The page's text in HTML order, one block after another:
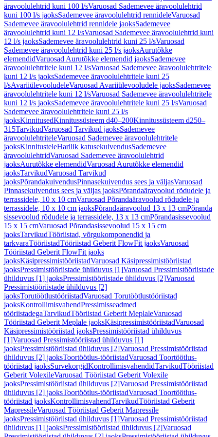
äravoolulehtrid kuni 100 l/sVaruosad Sademevee äravoolulehtrid
kuni 100 l/s jaoksSademevee äravoolulehtrid rennideleVaruosad
Sademevee äravoolulehtrid rennidele jaoksSademevee
äravoolulehtrid kuni 12 l/sVaruosad Sademevee äravoolulehtrid kuni
12 l/s jaoksSademevee äravoolulehtrid kuni 25 l/sVaruosad
Sademevee äravoolulehtrid kuni 25 l/s jaoksAurutõkke
elemendidVaruosad Aurutõkke elemendid jaoksSademevee
äravoolulehtritele kuni 12 l/sVaruosad Sademevee äravoolulehtritele
kuni 12 l/s jaoksSademevee äravoolulehtritele kuni 25
l/sAvariiülevooludeleVaruosad Avariiülevooludele jaoksSademevee
äravoolulehtritele kuni 12 l/sVaruosad Sademevee äravoolulehtritele
kuni 12 l/s jaoksSademevee äravoolulehtritele kuni 25 l/sVaruosad
Sademevee äravoolulehtritele kuni 25 l/s
jaoksKinnitusedKinnitussüsteem d40–200Kinnitussüsteem d250–
315TarvikudVaruosad Tarvikud jaoksSademevee
äravoolulehtriteleVaruosad Sademevee äravoolulehtritele
jaoksKinnitusteleHarilik katusekuivendusSademevee
äravoolulehtridVaruosad Sademevee äravoolulehtrid
jaoksAurutõkke elemendidVaruosad Aurutõkke elemendid
jaoksTarvikudVaruosad Tarvikud
jaoksPõrandakuivendusPinnasekuivendus sees ja väljasVaruosad
Pinnasekuivendus sees ja väljas jaoksPõrandaäravoolud rõdudele ja
terrassidele, 10 x 10 cmVaruosad Põrandaäravoolud rõdudele ja
terrassidele, 10 x 10 cm jaoksPõrandaäravoolud 13 x 13 cmPõranda
sissevoolud rõdudele ja terrassidele, 13 x 13 cmPõrandasissevoolud
15 x 15 cmVaruosad Põrandasissevoolud 15 x 15 cm
jaoksTarvikudTööriistad, võrgukomponendid ja
tarkvaraTööriistadTööriistad Geberit FlowFit jaoksVaruosad
Tööriistad Geberit FlowFit jaoks
jaoksKäsipressimistööriistadVaruosad Käsipressimistööriistad
jaoksPressimistööriistade ühilduvus [1]Varuosad Pressimistööriistade
ühilduvus [1] jaoksPressimistööriistade ühilduvus [2]Varuosad
Pressimistööriistade ühilduvus [2]
jaoksTorutöötlustööriistadVaruosad Torutöötlustööriistad
jaoksKontrollimisvahendPressimisseadmed
tööriistadegaTarvikudTööriistad Geberit MeplaleVaruosad
Tööriistad Geberit Meplale jaoksKäsipressimistööriistadVaruosad
Käsipressimistööriistad jaoksPressimistööriistad ühilduvus
[1]Varuosad Pressimistööriistad ühilduvus [1]
jaoksPressimistööriistad ühilduvus [2]Varuosad Pressimistööriistad
ühilduvus [2] jaoksToortöötlus-tööriistadVaruosad Toortöötlus-
tööriistad jaoksSurvekorgidKontrollimisvahendidTarvikudTööriistad
Geberit VolexileVaruosad Tööriistad Geberit Volexile
jaoksPressimistööriistad ühilduvus [2]Varuosad Pressimistööriistad
ühilduvus [2] jaoksToortöötlus-tööriistadVaruosad Toortöötlus-
tööriistad jaoksKontrollimisvahendTarvikudTööriistad Geberit
MapressileVaruosad Tööriistad Geberit Mapressile
jaoksPressimistööriistad ühilduvus [1]Varuosad Pressimistööriistad
ühilduvus [1] jaoksPressimistööriistad ühilduvus [2]Varuosad